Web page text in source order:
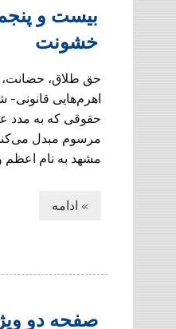
بیست و
خشونت
حق طلاق، حضانت،
اهرم‌هایی قانونی-
حقوقی که به مدد
مرسوم مبدل
مشهد به نام اعظم
» ادامه
صفحه دو